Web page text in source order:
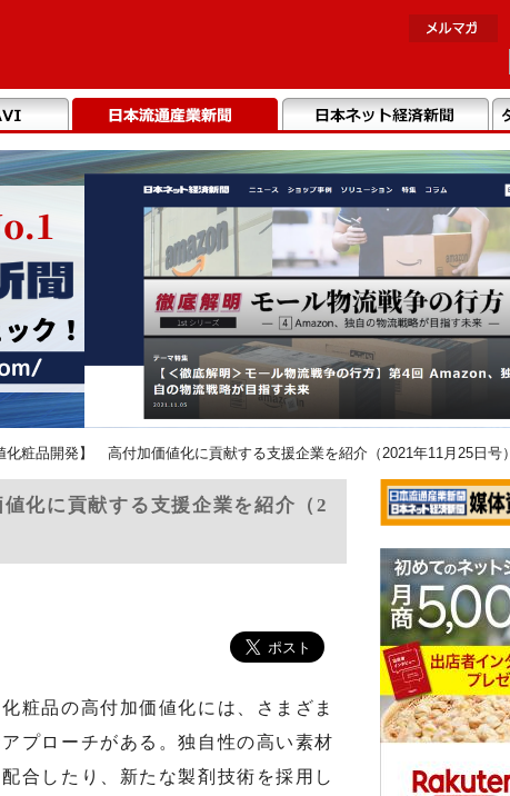
化粧品開発】 高付加価値化に貢献する支援企業を紹介（2021年11月25日号）
化に貢献する支援企業を紹介（2
粧品の高付加価値化には、さまざま
アプローチがある。独自性の高い素材
配合したり、新たな製剤技術を採用し